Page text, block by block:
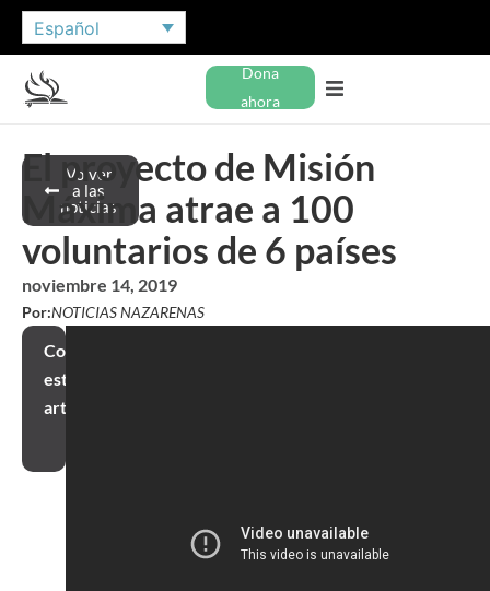
Español
Dona
ahora
Volver
a las
noticias
El proyecto de Misión
Máxima atrae a 100
voluntarios de 6 países
noviembre 14, 2019
Por:NOTICIAS NAZARENAS
Compartir
este
artículo